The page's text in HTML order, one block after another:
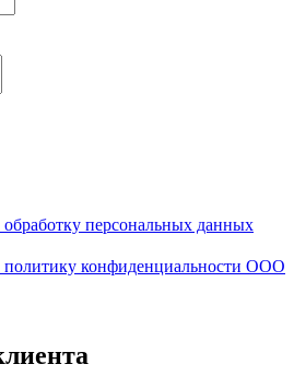
обработку персональных данных
политику конфиденциальности ООО